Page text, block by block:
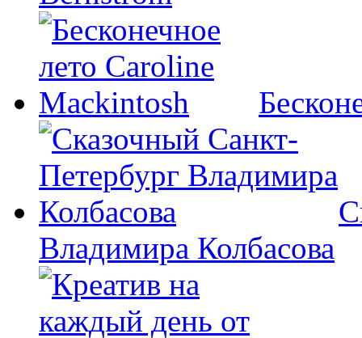
Владимира Колбасова